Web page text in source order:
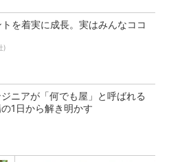
を着実に成長。実はみんなココ
)
ニアが「何でも屋」と呼ばれる
1日から解き明かす